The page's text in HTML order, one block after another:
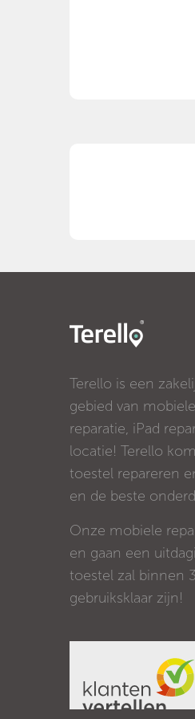
Terello is een
gebied van
reparatie, iPad
locatie! Terello
toestel repareren
en de beste
Onze mobiele
en gaan een
toestel zal binnen
gebruiksklaar zijn!